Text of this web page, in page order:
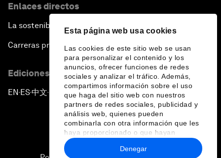
Esta página web usa cookies
Las cookies de este sitio web se usan
para personalizar el contenido y los
anuncios, ofrecer funciones de redes
sociales y analizar el tráfico. Además,
compartimos información sobre el uso
que haga del sitio web con nuestros
partners de redes sociales, publicidad y
análisis web, quienes pueden
combinarla con otra información que les
haya proporcionado o que hayan
recopilado a partir del uso que haya
hecho de sus servicios.
Denegar
Enlaces directos
La sostenibilidad en el Foro
Carreras profesionales
Ediciones en otros idiomas
EN ▪ES▪中文▪ 日本語